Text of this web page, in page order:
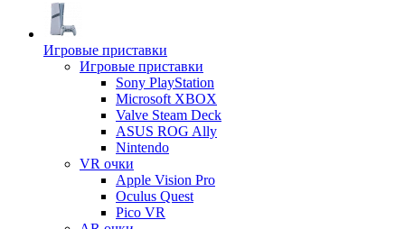
Игровые приставки
Игровые приставки
Sony PlayStation
Microsoft XBOX
Valve Steam Deck
ASUS ROG Ally
Nintendo
VR очки
Apple Vision Pro
Oculus Quest
Pico VR